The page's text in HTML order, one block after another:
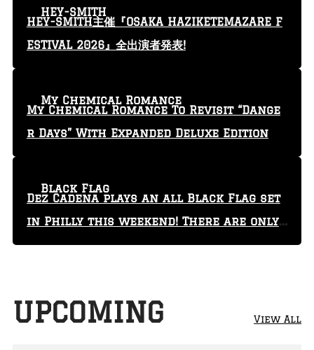
HEY-SMITH主催『OSAKA HAZIKETEMAZARE F
ESTIVAL 2026』全出演者発表!
HEY-SMITH
My Chemical Romance To Revisit “Dange
r Days” With Expanded Deluxe Edition
My Chemical Romance
Dez Cadena plays an all Black Flag set
in Philly this weekend! There are only
29 tickets left!
Black Flag
UPCOMING View All